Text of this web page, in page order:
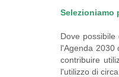
Selezioniamo
Dove
l'Agenda 2030
contribuire
l'utilizzo di